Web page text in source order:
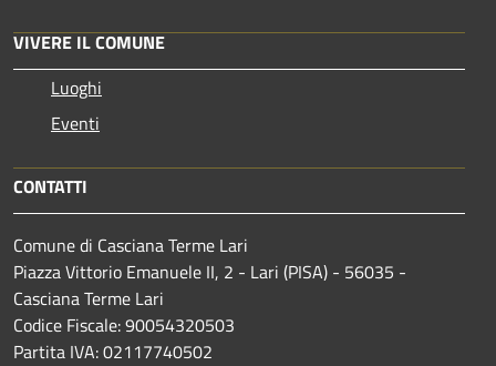
VIVERE IL COMUNE
Luoghi
Eventi
CONTATTI
Comune di Casciana Terme Lari
Piazza Vittorio Emanuele II, 2 - Lari (PISA) - 56035 -
Casciana Terme Lari
Codice Fiscale: 90054320503
Partita IVA: 02117740502